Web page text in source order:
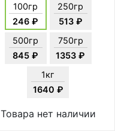
100гр
246 ₽
250гр
513 ₽
500гр
845 ₽
750гр
1353 ₽
1кг
1640 ₽
Товара нет наличии